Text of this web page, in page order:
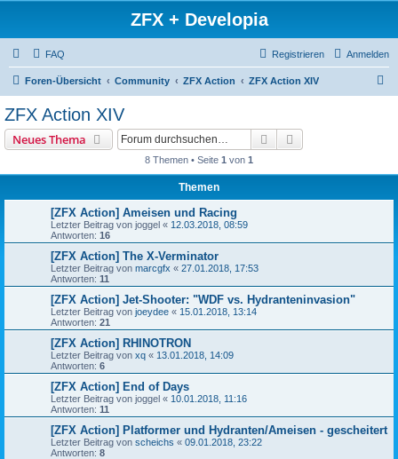
ZFX + Developia
FAQ Anmelden
Registrieren
Foren-Übersicht Community ZFX Action ZFX Action XIV
ZFX Action XIV
Neues Thema Suche
8 Themen • Seite 1 von 1
Themen
[ZFX Action] Ameisen und Racing
Letzter Beitrag von joggel « 12.03.2018, 08:59
Antworten: 16
[ZFX Action] The X-Verminator
Letzter Beitrag von marcgfx « 27.01.2018, 17:53
Antworten: 11
[ZFX Action] Jet-Shooter: "WDF vs. Hydranteninvasion"
Letzter Beitrag von joeydee « 15.01.2018, 13:14
Antworten: 21
[ZFX Action] RHINOTRON
Letzter Beitrag von xq « 13.01.2018, 14:09
Antworten: 6
[ZFX Action] End of Days
Letzter Beitrag von joggel « 10.01.2018, 11:16
Antworten: 11
[ZFX Action] Platformer und Hydranten/Ameisen - gescheitert
Letzter Beitrag von scheichs « 09.01.2018, 23:22
Antworten: 8